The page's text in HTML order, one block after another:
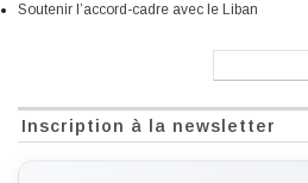
Soutenir l’accord-cadre avec le Liban
Inscription à la newsletter